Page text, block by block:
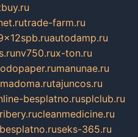
trade-farm.ru
autodamp.ru
nv750.rux-ton.ru
manunae.ru
madoma.rutajuncos.ru
besplatno.rusplclub.ru
ribery.rucleanmedicine.ru
seks-365.ru